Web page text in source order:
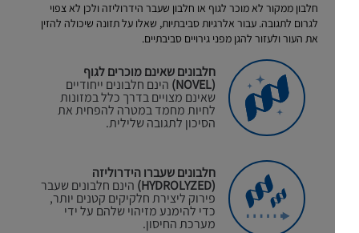
חלבון ממקור לא מוכר לגוף או חלבון שעבר הידרוליזה ולכן לא צפוי
לגרום לתגובה. עבור אלרגיות סביבתיות, שאלו על תזונה שיכולה להזין
את העור ולעזור להגן מפני גירויים סביבתיים.
חלבונים שאינם מוכרים לגוף
הינם חלבונים ייחודיים
שאינם מצויים בדרך כלל במזונות
לחיות מחמד במטרה להפחית את
הסיכון לתגובה שלילית.
חלבונים שעברו הידרוליזה
הינם חלבונים שעבר
פירוק ליצירת חלקיקים קטנים יותר,
כדי להימנע מזיהוי שלהם על ידי
מערכת החיסון.